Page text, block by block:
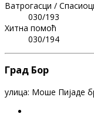
Ватрогасци /
030/193
Хитна помоћ
030/194
Град Бор
улица: Моше Пијаде